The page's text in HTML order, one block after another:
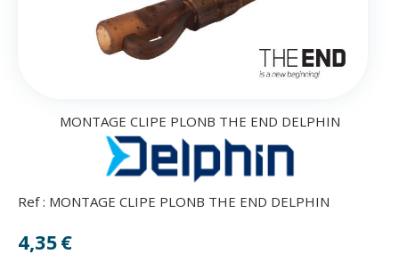
MONTAGE CLIPE PLONB THE END DELPHIN
Ref : MONTAGE CLIPE PLONB THE END DELPHIN
4,35€